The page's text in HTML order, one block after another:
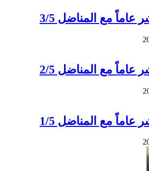
مع المناضل 3/5
مع المناضل 2/5
مع المناضل 1/5